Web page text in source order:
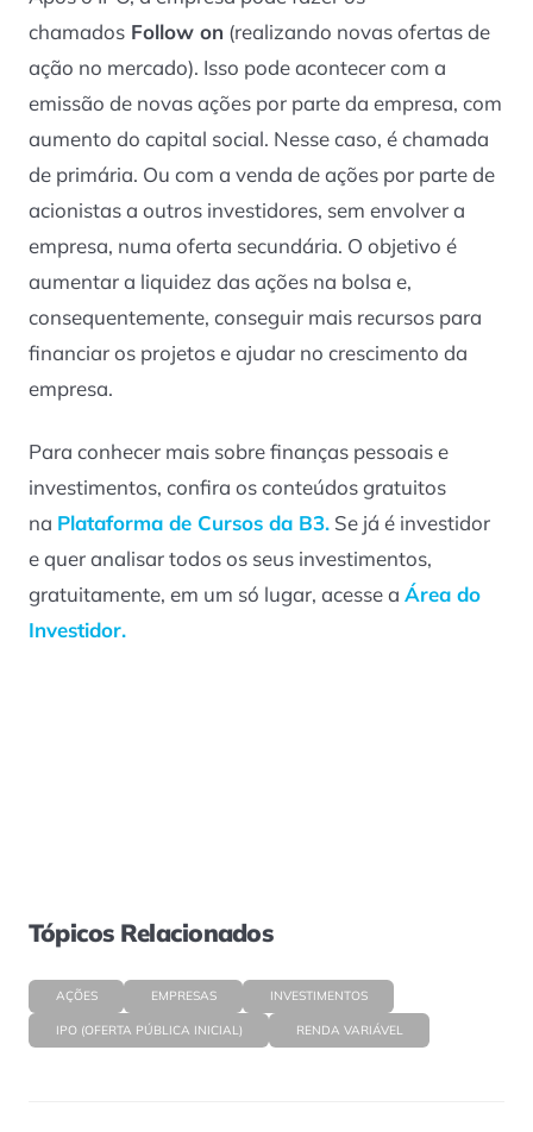
chamados Follow on (realizando novas ofertas de
ação no mercado). Isso pode acontecer com a
emissão de novas ações por parte da empresa, com
aumento do capital social. Nesse caso, é chamada
de primária. Ou com a venda de ações por parte de
acionistas a outros investidores, sem envolver a
empresa, numa oferta secundária. O objetivo é
aumentar a liquidez das ações na bolsa e,
consequentemente, conseguir mais recursos para
financiar os projetos e ajudar no crescimento da
empresa.
Para conhecer mais sobre finanças pessoais e
investimentos, confira os conteúdos gratuitos
na Plataforma de Cursos da B3. Se já é investidor
e quer analisar todos os seus investimentos,
gratuitamente, em um só lugar, acesse a Área do
Investidor.
Tópicos Relacionados
AÇÕES EMPRESAS INVESTIMENTOS
IPO (OFERTA PÚBLICA INICIAL) RENDA VARIÁVEL